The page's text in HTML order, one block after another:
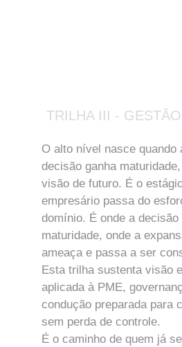
TRILHA III - GESTÃO
O alto nível nasce quando
decisão ganha
visão de futuro. É o
empresário passa do
domínio. É onde a decisão
maturidade, onde a
ameaça e passa a ser
Esta trilha sustenta visão
aplicada à PME,
condução preparada para
sem perda de controle.
É o caminho de quem já